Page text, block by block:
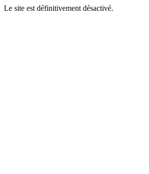
Le site est définitivement désactivé.